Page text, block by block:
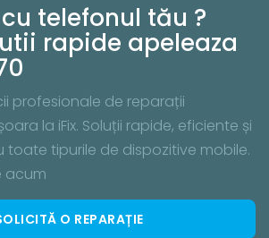
telefonul tău ?
rapide apeleaza
profesionale de reparații
la iFix. Soluții rapide, eficiente și
tipurile de dispozitive mobile.
acum
O REPARAȚIE